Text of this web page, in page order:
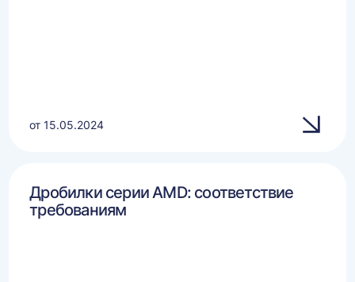
от 15.05.2024
Дробилки серии AMD: соответствие
требованиям